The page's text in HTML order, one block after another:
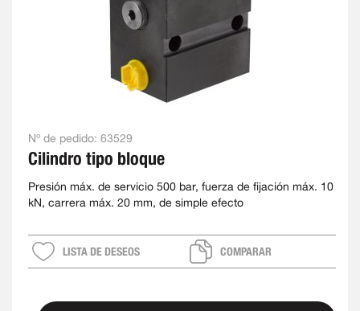
Nº de pedido: 63529
Cilindro tipo bloque
Presión máx. de servicio 500 bar, fuerza de fijación máx. 10
kN, carrera máx. 20 mm, de simple efecto
LISTA DE DESEOS COMPARAR